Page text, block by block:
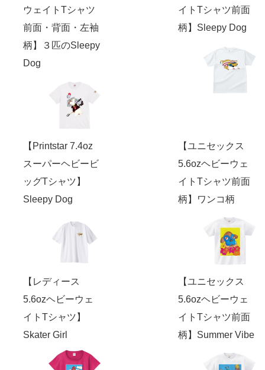
ウェイトTシャツ
前面・背面・左袖
柄】３匹のSleepy
Dog
イトTシャツ前面
柄】Sleepy Dog
【Printstar 7.4oz
スーパーヘビービ
ッグTシャツ】
Sleepy Dog
【ユニセックス
5.6ozヘビーウェ
イトTシャツ前面
柄】ワンコ柄
【レディース
5.6ozヘビーウェ
イトTシャツ】
Skater Girl
【ユニセックス
5.6ozヘビーウェ
イトTシャツ前面
柄】Summer Vibe